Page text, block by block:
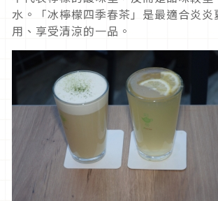
水。「冰檸檬四季春茶」是最適合炎炎
用、享受清涼的一品。